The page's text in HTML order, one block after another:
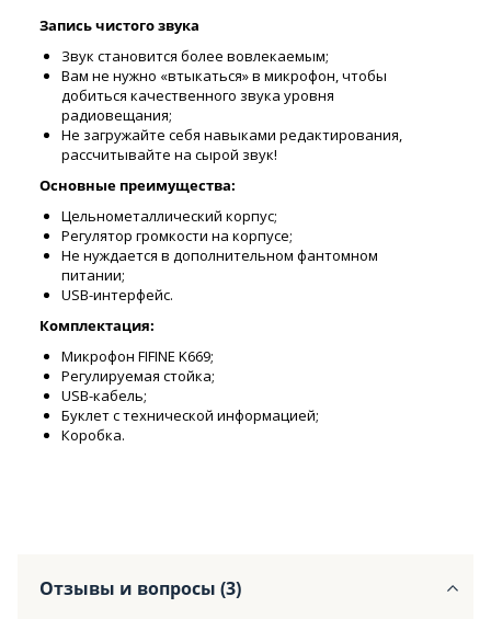
Запись чистого звука
Звук становится более вовлекаемым;
Вам не нужно «втыкаться» в микрофон, чтобы
добиться качественного звука уровня
радиовещания;
Не загружайте себя навыками редактирования,
рассчитывайте на сырой звук!
Основные преимущества:
Цельнометаллический корпус;
Регулятор громкости на корпусе;
Не нуждается в дополнительном фантомном
питании;
USB-интерфейс.
Комплектация:
Микрофон FIFINE K669;
Регулируемая стойка;
USB-кабель;
Буклет с технической информацией;
Коробка.
Отзывы и вопросы (3)